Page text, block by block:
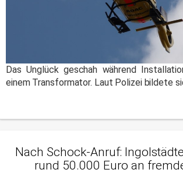
Das Unglück geschah während
einem Transformator. Laut Polizei bildete
Nach Schock-Anruf:
rund 50.000 Euro an